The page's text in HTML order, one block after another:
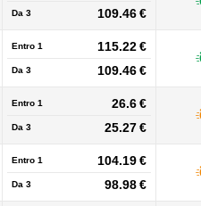
Da 3 109.46 €
Entro 1 115.22 €
Da 3 109.46 €
Entro 1 26.6 €
Da 3 25.27 €
Entro 1 104.19 €
Da 3 98.98 €